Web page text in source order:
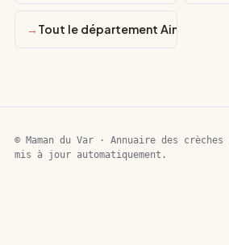
Tout le département Ain
© Maman du Var · Annuaire des
mis à jour automatiquement.